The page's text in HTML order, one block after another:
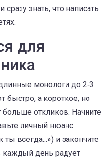
сразу знать, что написать
для
монологи до 2‑3
быстро, а короткое, но
больше откликов. Начните
личный нюанс
всегда…») и закончите
день радует